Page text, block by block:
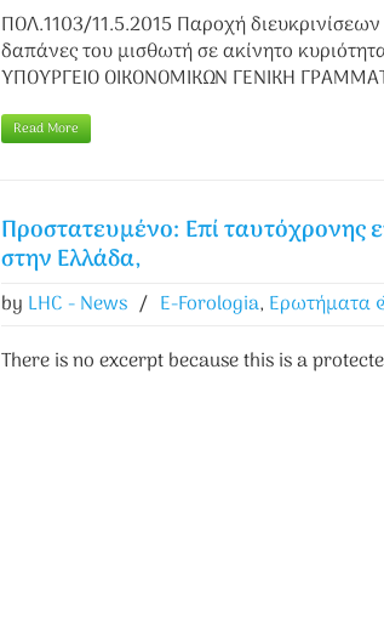
ΠΟΛ.1103/11.5.2015 Παροχή
δαπάνες του μισθωτή σε ακίνητο
ΥΠΟΥΡΓΕΙΟ ΟΙΚΟΝΟΜΙΚΩΝ ΓΕΝΙΚΗ
Read More
Πρoστατευμένο: Επί ταυτόχρονης
στην Ελλάδα,
by LHC - News / E-Forologia, Ερωτήματα
There is no excerpt because this is a